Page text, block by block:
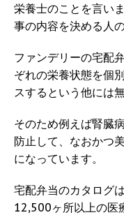
栄養士のことを言い
事の内容を決める人
ファンデリーの宅配
ぞれの栄養状態を個
スするという他には
そのため例えば腎臓
防止して、なおかつ
になっています。
宅配弁当のカタログ
12,500ヶ所以上の医